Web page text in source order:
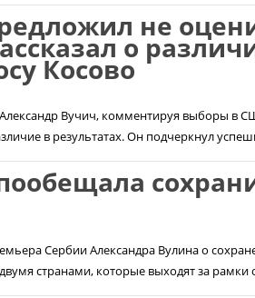
не
о
Косово
Вучич, комментируя выборы в
в результатах. Он подчеркнул
Сербии Александра Вулина о
странами, которые выходят за рамки